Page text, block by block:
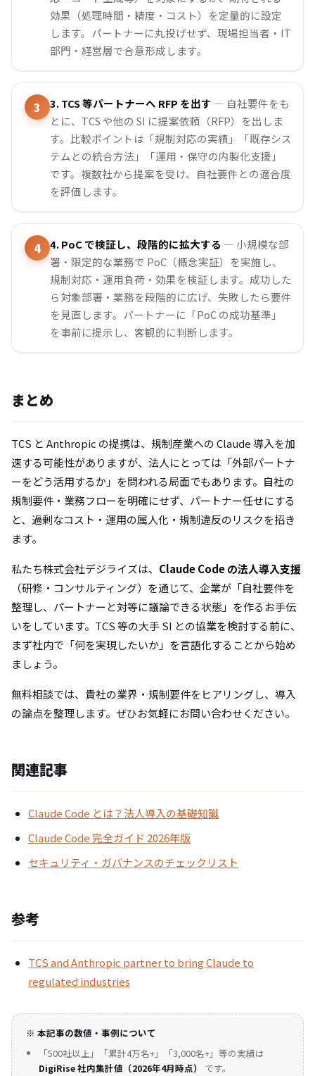
効果（処理時間・精度・コスト）を定量的に設定
します。パートナーに丸投げせず、現場担当者・IT
部門・経営層で合意形成します。
3. TCS 等パートナーへ RFP を出す — 自社要件をも
とに、TCS や他の SI に提案依頼（RFP）を出しま
す。比較ポイントは「規制対応の実績」「既存シス
テムとの統合方法」「運用・保守の内製化支援」
です。複数社から提案を受け、自社要件との適合度
を評価します。
4. PoC で検証し、段階的に拡大する — 小規模な部
署・限定的な業務で PoC（概念実証）を実施し、
規制対応・運用負荷・効果を検証します。成功した
ら対象部署・業務を段階的に広げ、失敗したら要件
を見直します。パートナーに「PoC の成功基準」
を事前に提示し、客観的に判断します。
まとめ
TCS と Anthropic の提携は、規制産業への Claude 導入を加
速する可能性がありますが、法人にとっては「外部パートナ
ーをどう活用するか」を問われる局面でもあります。自社の
規制要件・業務フローを明確にせず、パートナー任せにする
と、過剰なコスト・運用の属人化・規制違反のリスクを招き
ます。
私たち株式会社デジライズは、 Claude Code の法人導入支援
（研修・コンサルティング）を通じて、企業が「自社要件を
整理し、パートナーと対等に議論できる状態」を作るお手伝
いをしています。TCS 等の大手 SI との協業を検討する前に、
まず社内で「何を実現したいか」を言語化することから始め
ましょう。
無料相談では、貴社の業界・規制要件をヒアリングし、導入
の論点を整理します。ぜひお気軽にお問い合わせください。
関連記事
Claude Code とは？法人導入の基礎知識
Claude Code 完全ガイド 2026年版
セキュリティ・ガバナンスのチェックリスト
参考
TCS and Anthropic partner to bring Claude to
regulated industries
※ 本記事の数値・事例について
「500社以上」「累計4万名+」「3,000名+」等の実績は
DigiRise 社内集計値（2026年4月時点）
です。